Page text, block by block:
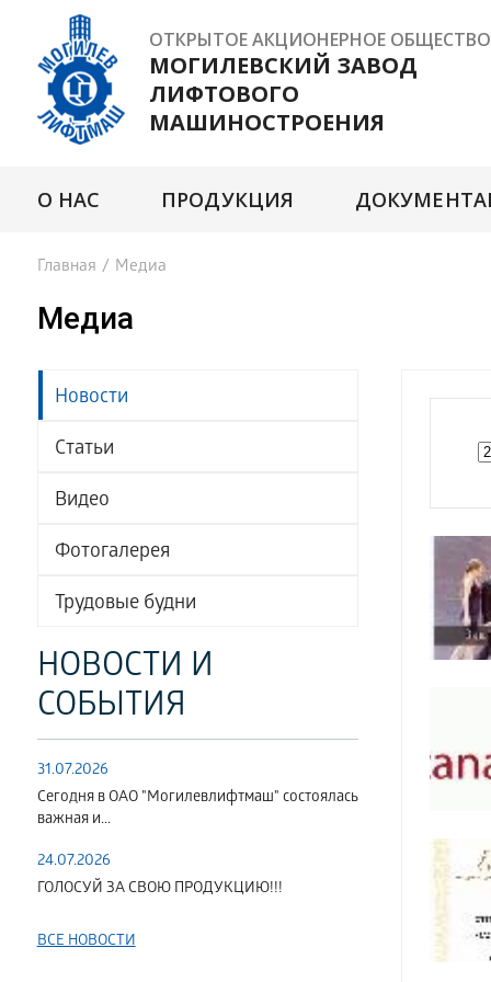
ОТКРЫТОЕ АКЦИОНЕРНОЕ ОБЩЕСТВО
МОГИЛЕВСКИЙ ЗАВОД
ЛИФТОВОГО
МАШИНОСТРОЕНИЯ
О НАС ПРОДУКЦИЯ
Главная / Медиа
Медиа
Новости
Статьи
Видео
Фотогалерея
Трудовые будни
НОВОСТИ И
СОБЫТИЯ
31.07.2026
Сегодня в ОАО "Могилевлифтмаш" состоялась
важная и...
24.07.2026
ГОЛОСУЙ ЗА СВОЮ ПРОДУКЦИЮ!!!
ВСЕ НОВОСТИ